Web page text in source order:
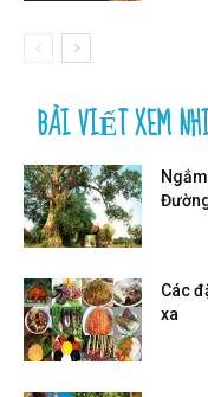
BÀI VIẾT XEM
Các
xa